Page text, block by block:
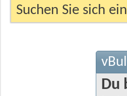
Suchen Sie sich
Du